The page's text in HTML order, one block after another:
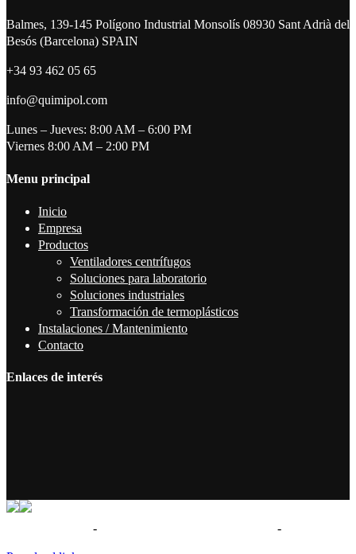
Balmes, 139-145 Polígono Industrial Monsolís 08930 Sant Adrià del
Besós (Barcelona) SPAIN
+34 93 462 05 65
info@quimipol.com
Lunes – Jueves: 8:00 AM – 6:00 PM
Viernes 8:00 AM – 2:00 PM
Menu principal
Inicio
Empresa
Productos
Ventiladores centrífugos
Soluciones para laboratorio
Soluciones industriales
Transformación de termoplásticos
Instalaciones / Mantenimiento
Contacto
Enlaces de interés
- -